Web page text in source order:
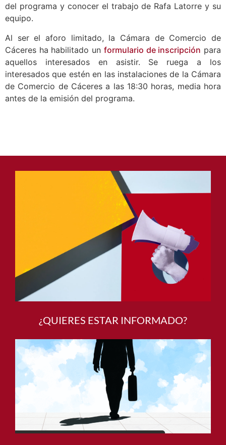
del programa y conocer el trabajo de Rafa Latorre y su
equipo.
Al ser el aforo limitado, la Cámara de Comercio de
Cáceres ha habilitado un formulario de inscripción para
aquellos interesados en asistir. Se ruega a los
interesados que estén en las instalaciones de la Cámara
de Comercio de Cáceres a las 18:30 horas, media hora
antes de la emisión del programa.
¿QUIERES ESTAR INFORMADO?